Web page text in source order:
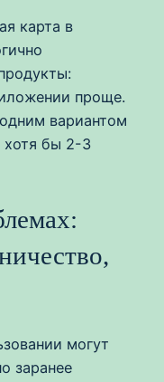
карта в
проще.
вариантом
хотя бы 2-3
могут
заранее